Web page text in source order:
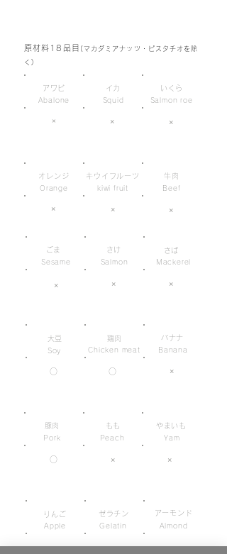
原材料18品目 (マカダミアナッツ・ピスタチオを除
く)
Abalone
×
イカ
Squid
×
Salmon roe
×
アワビ いくら
Orange
×
キウイフルーツ
kiwi fruit
×
オレンジ
Beef
牛肉
×
Sesame
ごま
×
Salmon
さけ
×
Mackerel
さば
×
Soy
大豆
○
Chicken meat
鶏肉
○
Banana
バナナ
×
豚肉
Pork
○
もも
Peach
×
Yam
やまいも
×
Apple
りんご
×
Gelatin
ゼラチン
×
Almond
アーモンド
×